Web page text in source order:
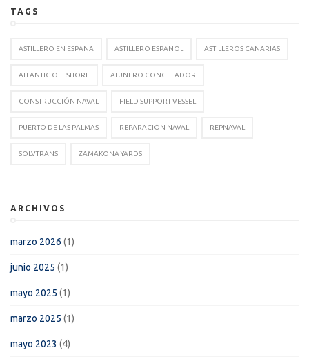
TAGS
ASTILLERO EN ESPAÑA ASTILLERO ESPAÑOL ASTILLEROS CANARIAS
ATLANTIC OFFSHORE ATUNERO CONGELADOR
CONSTRUCCIÓN NAVAL FIELD SUPPORT VESSEL
PUERTO DE LAS PALMAS REPARACIÓN NAVAL REPNAVAL
SOLVTRANS ZAMAKONA YARDS
ARCHIVOS
marzo 2026 (1)
junio 2025 (1)
mayo 2025 (1)
marzo 2025 (1)
mayo 2023 (4)